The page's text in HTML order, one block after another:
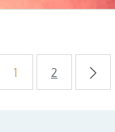
1 2